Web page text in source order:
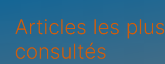
Articles les plus
consultés